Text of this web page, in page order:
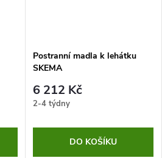
Postranní madla k lehátku
SKEMA
6 212 Kč
2-4 týdny
DO KOŠÍKU